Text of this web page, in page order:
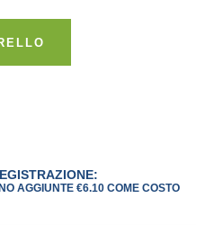
AGGIUNTE €6.10 COME COSTO